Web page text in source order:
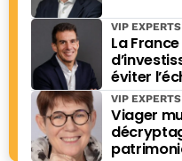
La
éviter
échelle ?
VIP EXPERTS
Viager
VIP EXPERTS